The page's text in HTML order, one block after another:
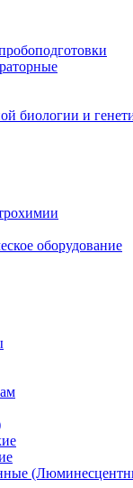
биологии и
оборудование